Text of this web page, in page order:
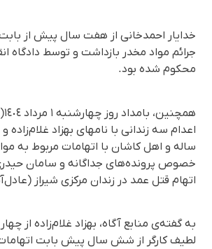
خدایار احمدخانی از هفت سال پیش از بابت
جرائم مواد مخدر بازداشت و توسط دادگاه
محکوم شده بود.
سالە و اهل کاشان با اتهامات مربوط به
خصوص پرونده‌های جداگانه و سامان
اتهام قتل عمد در زندان مرکزی شیراز
به گفته‌ی منابع آگاه، بهزاد غلام‌زاده از
لطیف کارگر از شش سال پیش بابت اتهامات